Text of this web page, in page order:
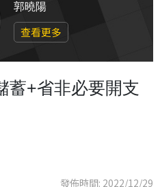
郭曉陽
查看更多
蓄+省非必要開支
發佈時間: 2022/12/29